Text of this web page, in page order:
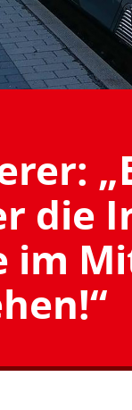
die
im